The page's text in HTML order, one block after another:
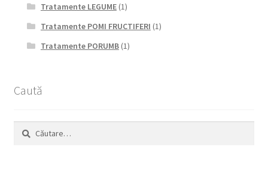
Tratamente LEGUME(1)
Tratamente POMI FRUCTIFERI (1)
Tratamente PORUMB(1)
Caută
Caută